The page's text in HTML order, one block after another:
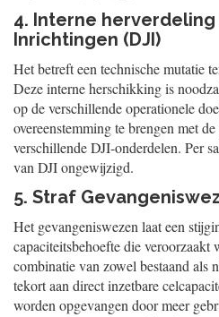
4. Interne
Inrichtingen (DJI)
Het betreft een technische mutatie
Deze interne herschikking is
op de verschillende operationele
overeenstemming te brengen met
verschillende DJI-onderdelen. Per
van DJI ongewijzigd.
5. Straf
Het gevangeniswezen laat een
capaciteitsbehoefte die veroorzaakt
combinatie van zowel bestaand als
tekort aan direct inzetbare
worden opgevangen door meer